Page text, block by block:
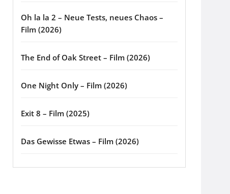
Oh la la 2 – Neue Tests, neues Chaos –
Film (2026)
The End of Oak Street – Film (2026)
One Night Only – Film (2026)
Exit 8 – Film (2025)
Das Gewisse Etwas – Film (2026)